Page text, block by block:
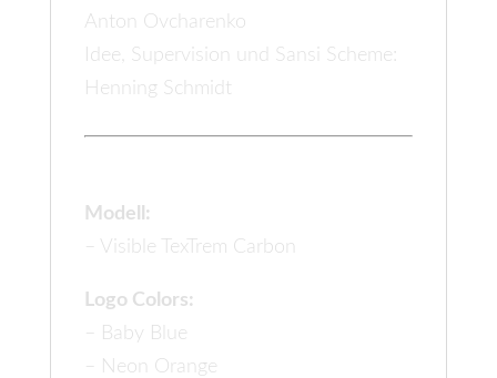
Anton Ovcharenko
Idee, Supervision und Sansi Scheme:
Henning Schmidt
Modell:
– Visible TexTrem Carbon
Logo Colors:
– Baby Blue
– Neon Orange